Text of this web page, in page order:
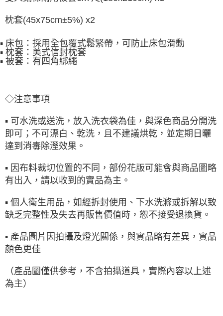
枕套(45x75cm±5%) x2
▪ 床包：採用全包覆式鬆緊帶，可防止床包滑動
▪ 枕套：美式信封枕套
▪ 被套：有四角綁繩
◇注意事項
▪ 可水洗或送洗，放入洗衣袋為佳，與深色商品分開洗
即可；不可漂白、乾洗，且不建議烘乾，並定期日曬
達到消毒除溼效果。
▪ 因布料裁切位置的不同，部份花版可能會與商品圖略
有出入，請以收到的實品為主。
▪ 個人衛生用品，如經拆封使用、下水洗滌或拆解以致
缺乏完整性及失去再販售價值時，恕不接受退換貨。
▪ 產品圖片因拍攝及燈光關係，與實品略有差異，實品
顏色更佳
（產品圖僅供參考，不含拍攝道具，實際內容以上述
為主）